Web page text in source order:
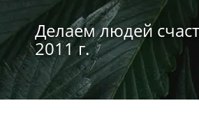
Делаем людей
2011 г.